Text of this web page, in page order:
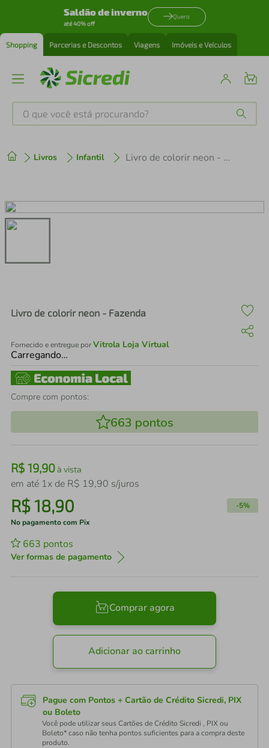
Saldão de inverno
até 40% off
Quero
Shopping Parcerias e Descontos Viagens Imóveis e Veículos
O que você está procurando?
Livros Infantil Livro de colorir neon - Fazenda
Livro de colorir neon - Fazenda
Fornecido e entregue porVitrola Loja Virtual
Carregando…
Compre com pontos:
663 pontos
R$ 19,90à vista
em até 1x de R$ 19,90 s/juros
R$18,90 -5%
No pagamento com Pix
663 pontos
Ver formas de pagamento
Comprar agora
Adicionar ao carrinho
Pague com Pontos + Cartão de Crédito Sicredi, PIX
ou Boleto
Você pode utilizar seus Cartões de Crédito Sicredi , PIX ou
Boleto* caso não tenha pontos suficientes para a compra deste
produto.
2º cafeteira